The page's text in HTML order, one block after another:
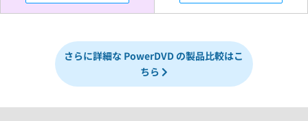
さらに詳細な PowerDVD の製品比較はこ
ちら